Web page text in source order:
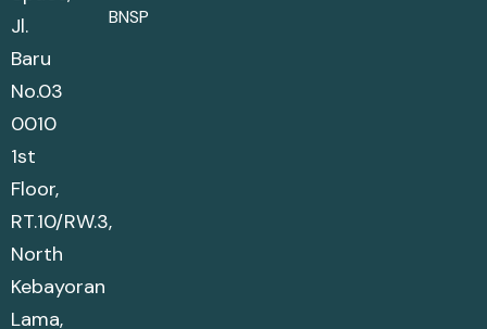
Jl.
Baru
No.03
0010
1st
Floor,
RT.10/RW.3,
North
Kebayoran
Lama,
BNSP